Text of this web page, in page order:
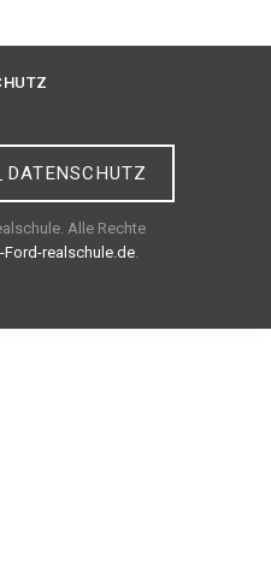
DATENSCHUTZ
Alle Rechte
Ford-realschule.de.